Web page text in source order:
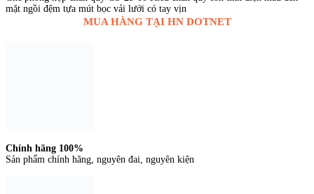
mặt ngồi đệm tựa mút bọc vải lưới có tay vịn
MUA HÀNG TẠI HN DOTNET
Chính hãng 100%
Sản phẩm chính hãng, nguyên đai, nguyên kiện